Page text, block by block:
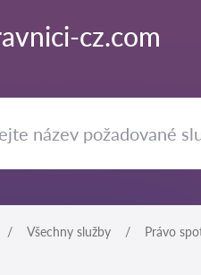
cz.com
Všechny služby Právo